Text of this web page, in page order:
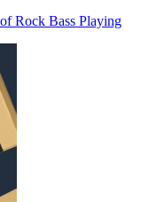
Rock Bass Playing